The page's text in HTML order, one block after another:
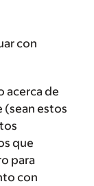
con
acerca de
estos
que
para
con